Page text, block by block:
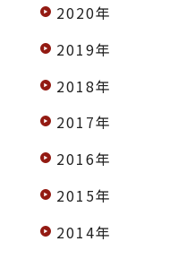
2020年
2019年
2018年
2017年
2016年
2015年
2014年